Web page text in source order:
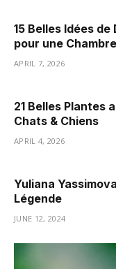
15 Belles Idées
pour une
APRIL 7, 2026
21 Belles Plantes
Chats & Chiens
APRIL 4, 2026
Yuliana
Légende
JUNE 12, 2024